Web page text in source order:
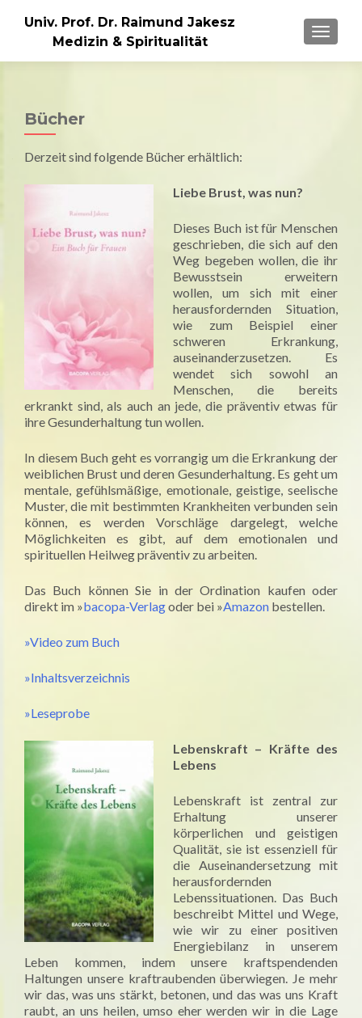
MENU
Univ. Prof. Dr. Raimund Jakesz
Medizin & Spiritualität
Bücher
Derzeit sind folgende Bücher erhältlich:
Liebe Brust, was nun?
Dieses Buch ist für Menschen
geschrieben, die sich auf den
Weg begeben wollen, die ihr
Bewusstsein erweitern
wollen, um sich mit einer
herausfordernden Situation,
wie zum Beispiel einer
schweren Erkrankung,
auseinanderzusetzen. Es
wendet sich sowohl an
Menschen, die bereits
erkrankt sind, als auch an jede, die präventiv etwas für
ihre Gesunderhaltung tun wollen.
In diesem Buch geht es vorrangig um die Erkrankung der
weiblichen Brust und deren Gesunderhaltung. Es geht um
mentale, gefühlsmäßige, emotionale, geistige, seelische
Muster, die mit bestimmten Krankheiten verbunden sein
können, es werden Vorschläge dargelegt, welche
Möglichkeiten es gibt, auf dem emotionalen und
spirituellen Heilweg präventiv zu arbeiten.
Das Buch können Sie in der Ordination kaufen oder
direkt im »bacopa-Verlagoder bei »Amazon bestellen.
»Video zum Buch
»Inhaltsverzeichnis
»Leseprobe
Lebenskraft – Kräfte des
Lebens
Lebenskraft ist zentral zur
Erhaltung unserer
körperlichen und geistigen
Qualität, sie ist essenziell für
die Auseinandersetzung mit
herausfordernden
Lebenssituationen. Das Buch
beschreibt Mittel und Wege,
wie wir zu einer positiven
Energiebilanz in unserem
Leben kommen, indem unsere kraftspendenden
Haltungen unsere kraftraubenden überwiegen. Je mehr
wir das, was uns stärkt, betonen, und das was uns Kraft
raubt, an uns heilen, umso eher werden wir in die Lage